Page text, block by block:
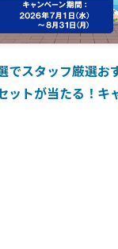
でスタッフ厳選お
ットが当たる！キ